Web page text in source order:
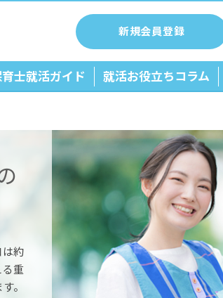
新規会員登録
士就活ガイド 就活お役立ちコラム
は約
る重
。